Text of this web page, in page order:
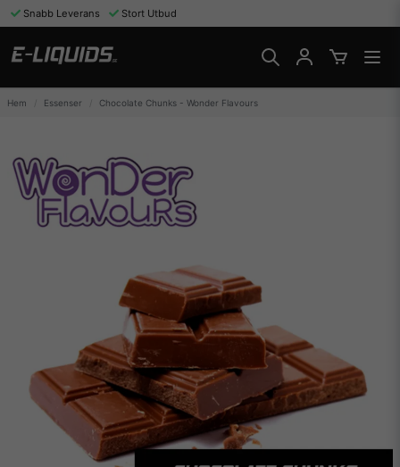
Snabb Leverans Stort Utbud
Hem Essenser Chocolate Chunks - Wonder Flavours